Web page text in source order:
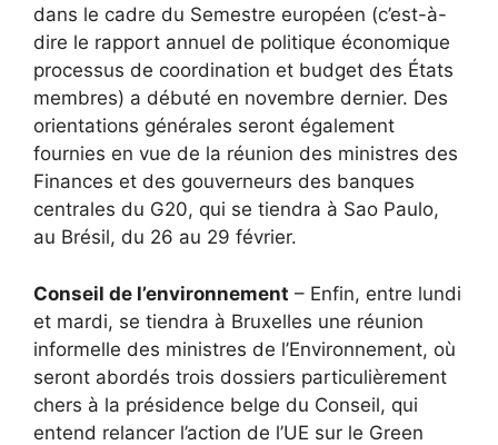
dans le cadre du Semestre européen (c’est-à-
dire le rapport annuel de politique économique
processus de coordination et budget des États
membres) a débuté en novembre dernier. Des
orientations générales seront également
fournies en vue de la réunion des ministres des
Finances et des gouverneurs des banques
centrales du G20, qui se tiendra à Sao Paulo,
au Brésil, du 26 au 29 février.
Conseil de l’environnement – Enfin, entre lundi
et mardi, se tiendra à Bruxelles une réunion
informelle des ministres de l’Environnement, où
seront abordés trois dossiers particulièrement
chers à la présidence belge du Conseil, qui
entend relancer l’action de l’UE sur le Green